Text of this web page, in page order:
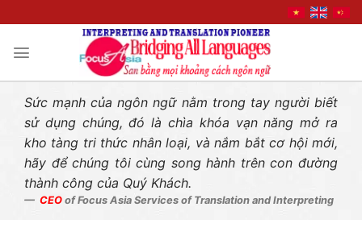
Sức mạnh của ngôn ngữ nằm trong tay người biết
sử dụng chúng, đó là chìa khóa vạn năng mở ra
kho tàng tri thức nhân loại, và nắm bắt cơ hội mới,
hãy để chúng tôi cùng song hành trên con đường
thành công của Quý Khách.
CEO of Focus Asia Services of Translation and Interpreting